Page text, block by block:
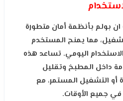
بولم بأنظمة أمان متطورة
مما يمنح المستخدم
الاستخدام اليومي. تساعد هذه
داخل المطبخ وتقليل
أو التشغيل المستمر، مع
في جميع الأوقات.